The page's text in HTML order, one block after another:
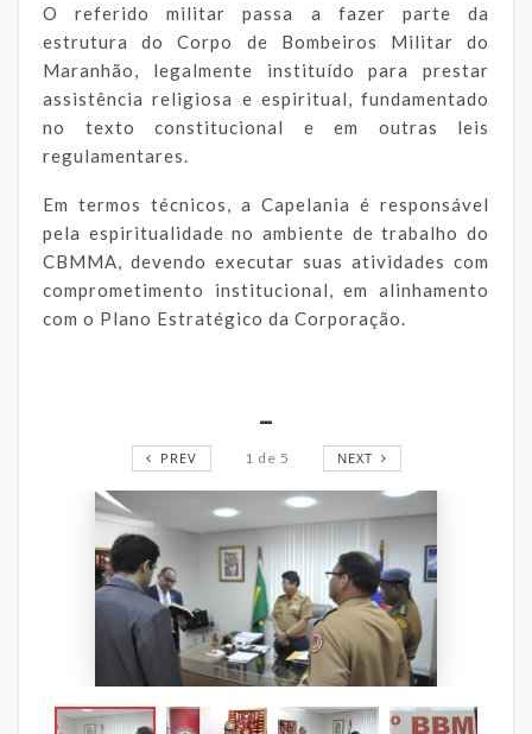
O referido militar passa a fazer parte da
estrutura do Corpo de Bombeiros Militar do
Maranhão, legalmente instituído para prestar
assistência religiosa e espiritual, fundamentado
no texto constitucional e em outras leis
regulamentares.
Em termos técnicos, a Capelania é responsável
pela espiritualidade no ambiente de trabalho do
CBMMA, devendo executar suas atividades com
comprometimento institucional, em alinhamento
com o Plano Estratégico da Corporação.
PREV 1 de 5 NEXT